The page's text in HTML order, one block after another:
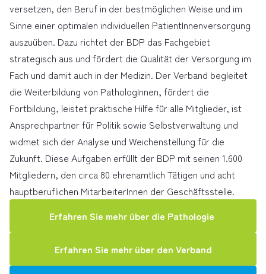
versetzen, den Beruf in der bestmöglichen Weise und im
Sinne einer optimalen individuellen PatientInnenversorgung
auszuüben. Dazu richtet der BDP das Fachgebiet
strategisch aus und fördert die Qualität der Versorgung im
Fach und damit auch in der Medizin. Der Verband begleitet
die Weiterbildung von PathologInnen, fördert die
Fortbildung, leistet praktische Hilfe für alle Mitglieder, ist
Ansprechpartner für Politik sowie Selbstverwaltung und
widmet sich der Analyse und Weichenstellung für die
Zukunft. Diese Aufgaben erfüllt der BDP mit seinen 1.600
Mitgliedern, den circa 80 ehrenamtlich Tätigen und acht
hauptberuflichen MitarbeiterInnen der Geschäftsstelle.
Erfahren Sie mehr über die Pathologie
Erfahren Sie mehr über den Verband